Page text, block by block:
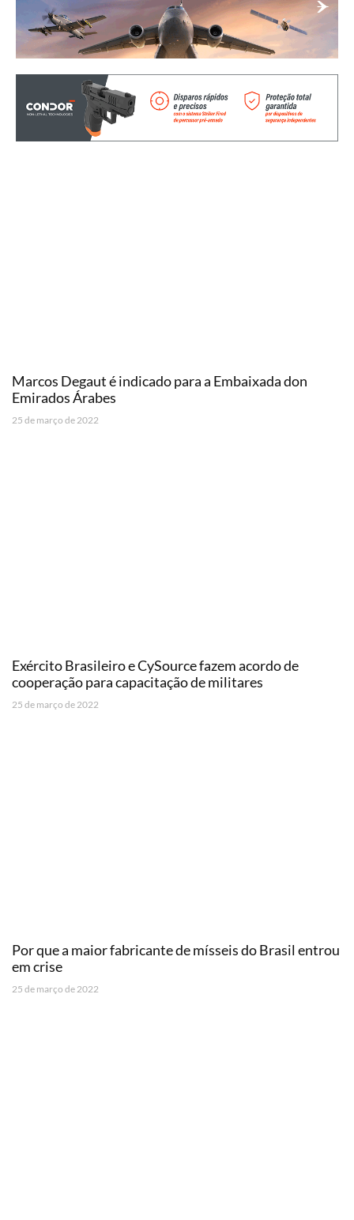
Marcos Degaut é indicado para a Embaixada don
Emirados Árabes
25 de março de 2022
Exército Brasileiro e CySource fazem acordo de
cooperação para capacitação de militares
25 de março de 2022
Por que a maior fabricante de mísseis do Brasil entrou
em crise
25 de março de 2022